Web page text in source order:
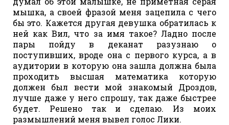
мышка, а своей фразой меня зацепила с чего
бы это. Кажется другая девушка обратилась к
ней как Вил, что за имя такое? Ладно после
пары пойду в деканат разузнаю о
поступивших, вроде она с первого курса, а в
аудитории в которую она зашла должна была
проходить высшая математика которую
должен был вести мой знакомый Дроздов,
лучше даже у него спрошу, так даже быстрее
будет. Решено так и сделаю. Из моих
размышлений меня вывел голос Лики.